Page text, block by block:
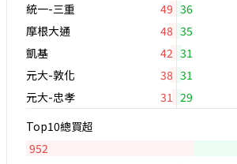
統一-三重
49 36
摩根大通
48 35
凱基
42 31
元大-敦化
38 31
元大-忠孝
31 29
Top10總買超
952